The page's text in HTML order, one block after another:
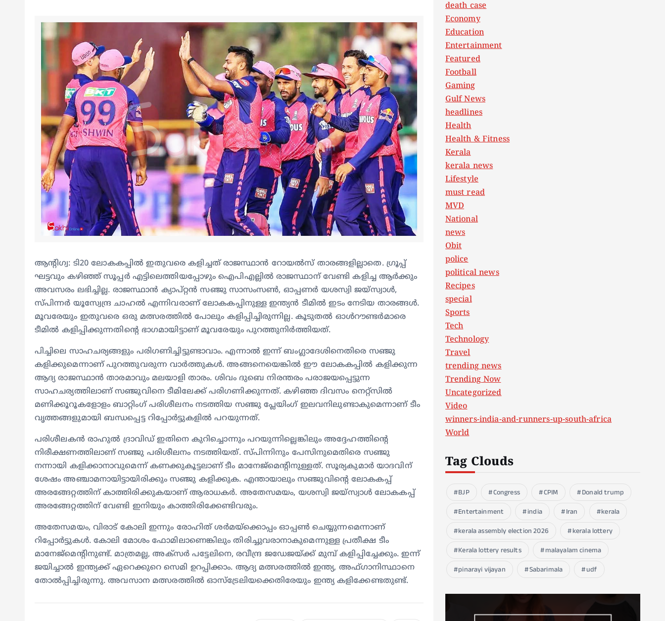
ആന്റിഗ്വ: ടി20 ലോകകപ്പില്‍ ഇതുവരെ കളിച്ചത് രാജസ്ഥാന്‍ റോയല്‍സ് താരങ്ങളില്ലാതെ. ഗ്രൂപ്പ്
ഘട്ടവും കഴിഞ്ഞ് സൂപ്പര്‍ എട്ടിലെത്തിയപ്പോഴും ഐപിഎല്ലില്‍ രാജസ്ഥാന് വേണ്ടി കളിച്ച ആര്‍ക്കും
അവസരം ലഭിച്ചില്ല. രാജസ്ഥാന്‍ ക്യാപ്റ്റന്‍ സഞ്ജു സാസംസണ്‍, ഓപ്പണര്‍ യശസ്വി ജയ്സ്വാള്‍,
സ്പിന്നര്‍ യൂസ്വേന്ദ്ര ചാഹല്‍ എന്നിവരാണ് ലോകകപ്പിനുള്ള ഇന്ത്യന്‍ ടീമില്‍ ഇടം നേടിയ താരങ്ങള്‍.
മൂവരേയും ഇതുവരെ ഒരു മത്സരത്തില്‍ പോലും കളിപ്പിച്ചിരുന്നില്ല. കൂടുതല്‍ ഓള്‍റൗണ്ടര്‍മാരെ
ടീമില്‍ കളിപ്പിക്കുന്നതിന്റെ ഭാഗമായിട്ടാണ് മൂവരേയും പുറത്തുനിര്‍ത്തിയത്.
പിച്ചിലെ സാഹചര്യങ്ങളും പരിഗണിച്ചിട്ടുണ്ടാവാം. എന്നാല്‍ ഇന്ന് ബംഗ്ലാദേശിനെതിരെ സഞ്ജു
കളിക്കുമെന്നാണ് പുറത്തുവരുന്ന വാര്‍ത്തുകള്‍. അങ്ങനെയെങ്കില്‍ ഈ ലോകകപ്പില്‍ കളിക്കുന്ന
ആദ്യ രാജസ്ഥാന്‍ താരമാവും മലയാളി താരം. ശിവം ദുബെ നിരന്തരം പരാജയപ്പെട്ടുന്ന
സാഹചര്യത്തിലാണ് സഞ്ജുവിനെ ടീമിലേക്ക് പരിഗണിക്കുന്നത്. കഴിഞ്ഞ ദിവസം നെറ്റ്‌സില്‍
മണിക്കൂറൂകളോളം ബാറ്റിംഗ് പരിശീലനം നടത്തിയ സഞ്ജു പ്ലേയിംഗ് ഇലവനിലുണ്ടാകുമെന്നാണ് ടീം
വൃത്തങ്ങളുമായി ബന്ധപ്പെട്ട റിപ്പോര്‍ട്ടുകളില്‍ പറയുന്നത്.
പരിശീലകന്‍ രാഹുല്‍ ദ്രാവിഡ് ഇതിനെ കുറിച്ചൊന്നും പറയുന്നില്ലെങ്കിലും അദ്ദേഹത്തിന്റെ
നിരീക്ഷണത്തിലാണ് സഞ്ജു പരിശീലനം നടത്തിയത്. സ്പിന്നിനും പേസിനുമെതിരെ സഞ്ജു
നന്നായി കളിക്കാനാവുമെന്ന് കണക്കുകൂട്ടലാണ് ടീം മാനേജ്‌മെന്റിനുള്ളത്. സൂര്യകുമാര്‍ യാദവിന്
ശേഷം അഞ്ചാമനായിട്ടായിരിക്കും സഞ്ജു കളിക്കുക. എന്തായാലും സഞ്ജുവിന്റെ ലോകകപ്പ്
അരങ്ങേറ്റത്തിന് കാത്തിരിക്കുകയാണ് ആരാധകര്‍. അതേസമയം, യശസ്വി ജയ്‌സ്വാള്‍ ലോകകപ്പ്
അരങ്ങേറ്റത്തിന് വേണ്ടി ഇനിയും കാത്തിരിക്കേണ്ടിവരും.
അതേസമയം, വിരാട് കോലി ഇന്നും രോഹിത് ശര്‍മയ്‌ക്കൊപ്പം ഓപ്പണ്‍ ചെയ്യുന്നമെന്നാണ്
റിപ്പോര്‍ട്ടുകള്‍. കോലി മോശം ഫോമിലാണെങ്കിലും തിരിച്ചുവരാനാകുമെന്നുള്ള പ്രതീക്ഷ ടീം
മാനേജ്‌മെന്റിനുണ്ട്. മാത്രമല്ല, അക്‌സര്‍ പട്ടേലിനെ, രവീന്ദ്ര ജഡേജയ്ക്ക് മുമ്പ് കളിപ്പിച്ചേക്കും. ഇന്ന്
ജയിച്ചാല്‍ ഇന്ത്യക്ക് ഏറെക്കുറെ സെമി ഉറപ്പിക്കാം. ആദ്യ മത്സരത്തില്‍ ഇന്ത്യ, അഫ്ഗാനിസ്ഥാനെ
തോല്‍പ്പിച്ചിരുന്നു. അവസാന മത്സരത്തില്‍ ഓസ്‌ട്രേലിയക്കെതിരേയും ഇന്ത്യ കളിക്കേണ്ടതുണ്ട്.
death case
Economy
Education
Entertainment
Featured
Football
Gaming
Gulf News
headlines
Health
Health & Fitness
Kerala
kerala news
Lifestyle
must read
MVD
National
news
Obit
police
political news
Recipes
special
Sports
Tech
Technology
Travel
trending news
Trending Now
Uncategorized
Video
winners-india-and-runners-up-south-africa
World
Tag Clouds
BJP Congress CPIM
Donald trump
Entertainment
india Iran
kerala
kerala assembly election 2026
kerala lottery
Kerala lottery results
malayalam cinema
pinarayi vijayan
Sabarimala udf